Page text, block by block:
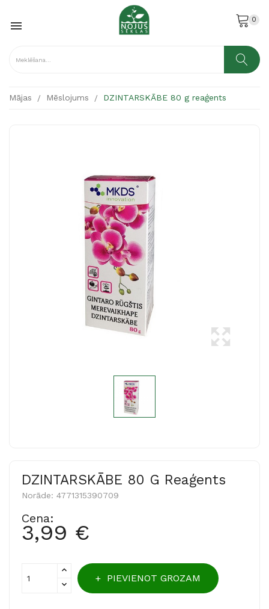
 0
Mājas Mēslojums DZINTARSKĀBE 80 g reaģents
DZINTARSKĀBE 80 G Reaģents
Norāde: 4771315390709
Cena:
3,99 €
PIEVIENOT GROZAM